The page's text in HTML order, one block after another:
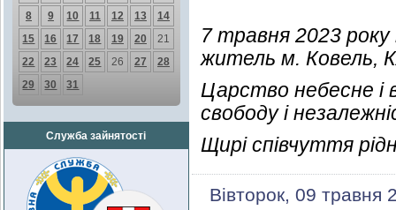
8
9 10 11 12 13
14
15
16 17 18 19 20
21
22
23 24 25 26 27
28
29
30 31
Служба зайнятості
7 травня 2023 року
житель м. Ковель,
Царство небесне і
свободу і
Щирі співчуття
Вівторок, 09 травня